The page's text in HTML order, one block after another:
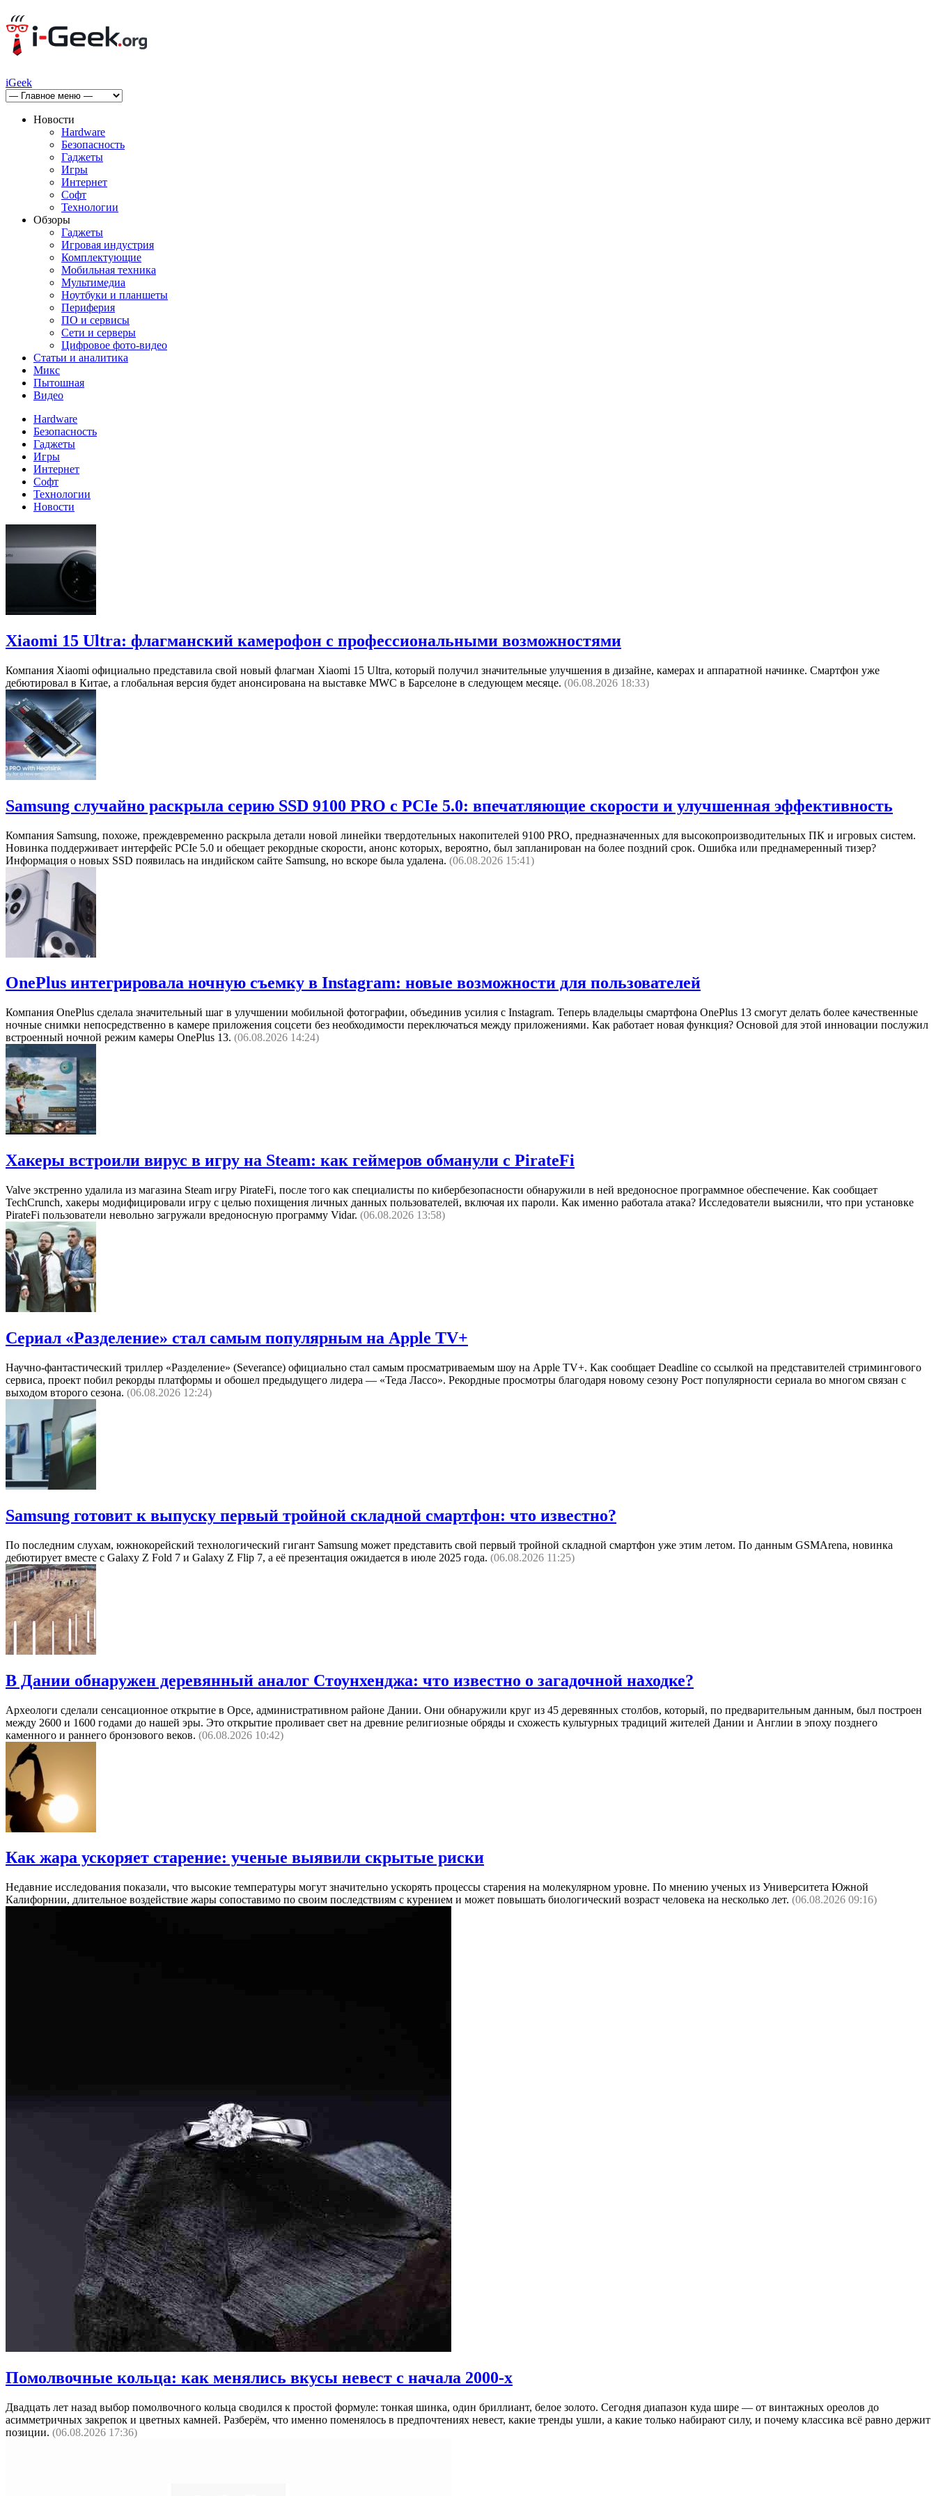
iGeek
Новости
Hardware
Безопасность
Гаджеты
Игры
Интернет
Софт
Технологии
Обзоры
Гаджеты
Игровая индустрия
Комплектующие
Мобильная техника
Мультимедиа
Ноутбуки и планшеты
Периферия
ПО и сервисы
Сети и серверы
Цифровое фото-видео
Статьи и аналитика
Микс
Пытошная
Видео
Hardware
Безопасность
Гаджеты
Игры
Интернет
Софт
Технологии
Новости
Xiaomi 15 Ultra: флагманский камерофон с профессиональными возможностями
Компания Xiaomi официально представила свой новый флагман Xiaomi 15 Ultra, который получил значительные улучшения в дизайне, камерах и аппаратной начинке. Смартфон уже
дебютировал в Китае, а глобальная версия будет анонсирована на выставке MWC в Барселоне в следующем месяце. (06.08.2026 18:33)
Samsung случайно раскрыла серию SSD 9100 PRO с PCIe 5.0: впечатляющие скорости и улучшенная эффективность
Компания Samsung, похоже, преждевременно раскрыла детали новой линейки твердотельных накопителей 9100 PRO, предназначенных для высокопроизводительных ПК и игровых систем.
Новинка поддерживает интерфейс PCIe 5.0 и обещает рекордные скорости, анонс которых, вероятно, был запланирован на более поздний срок. Ошибка или преднамеренный тизер?
Информация о новых SSD появилась на индийском сайте Samsung, но вскоре была удалена. (06.08.2026 15:41)
OnePlus интегрировала ночную съемку в Instagram: новые возможности для пользователей
Компания OnePlus сделала значительный шаг в улучшении мобильной фотографии, объединив усилия с Instagram. Теперь владельцы смартфона OnePlus 13 смогут делать более качественные
ночные снимки непосредственно в камере приложения соцсети без необходимости переключаться между приложениями. Как работает новая функция? Основой для этой инновации послужил
встроенный ночной режим камеры OnePlus 13. (06.08.2026 14:24)
Хакеры встроили вирус в игру на Steam: как геймеров обманули с PirateFi
Valve экстренно удалила из магазина Steam игру PirateFi, после того как специалисты по кибербезопасности обнаружили в ней вредоносное программное обеспечение. Как сообщает
TechCrunch, хакеры модифицировали игру с целью похищения личных данных пользователей, включая их пароли. Как именно работала атака? Исследователи выяснили, что при установке
PirateFi пользователи невольно загружали вредоносную программу Vidar. (06.08.2026 13:58)
Сериал «Разделение» стал самым популярным на Apple TV+
Научно-фантастический триллер «Разделение» (Severance) официально стал самым просматриваемым шоу на Apple TV+. Как сообщает Deadline со ссылкой на представителей стримингового
сервиса, проект побил рекорды платформы и обошел предыдущего лидера — «Теда Лассо». Рекордные просмотры благодаря новому сезону Рост популярности сериала во многом связан с
выходом второго сезона. (06.08.2026 12:24)
Samsung готовит к выпуску первый тройной складной смартфон: что известно?
По последним слухам, южнокорейский технологический гигант Samsung может представить свой первый тройной складной смартфон уже этим летом. По данным GSMArena, новинка
дебютирует вместе с Galaxy Z Fold 7 и Galaxy Z Flip 7, а её презентация ожидается в июле 2025 года. (06.08.2026 11:25)
В Дании обнаружен деревянный аналог Стоунхенджа: что известно о загадочной находке?
Археологи сделали сенсационное открытие в Орсе, административном районе Дании. Они обнаружили круг из 45 деревянных столбов, который, по предварительным данным, был построен
между 2600 и 1600 годами до нашей эры. Это открытие проливает свет на древние религиозные обряды и схожесть культурных традиций жителей Дании и Англии в эпоху позднего
каменного и раннего бронзового веков. (06.08.2026 10:42)
Как жара ускоряет старение: ученые выявили скрытые риски
Недавние исследования показали, что высокие температуры могут значительно ускорять процессы старения на молекулярном уровне. По мнению ученых из Университета Южной
Калифорнии, длительное воздействие жары сопоставимо по своим последствиям с курением и может повышать биологический возраст человека на несколько лет. (06.08.2026 09:16)
Помолвочные кольца: как менялись вкусы невест с начала 2000-х
Двадцать лет назад выбор помолвочного кольца сводился к простой формуле: тонкая шинка, один бриллиант, белое золото. Сегодня диапазон куда шире — от винтажных ореолов до
асимметричных закрепок и цветных камней. Разберём, что именно поменялось в предпочтениях невест, какие тренды ушли, а какие только набирают силу, и почему классика всё равно держит
позиции. (06.08.2026 17:36)